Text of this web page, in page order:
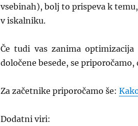
vsebinah), bolj to prispeva k
v iskalniku.
Če tudi vas zanima
določene besede, se priporočamo,
Za začetnike priporočamo še:
Dodatni viri: